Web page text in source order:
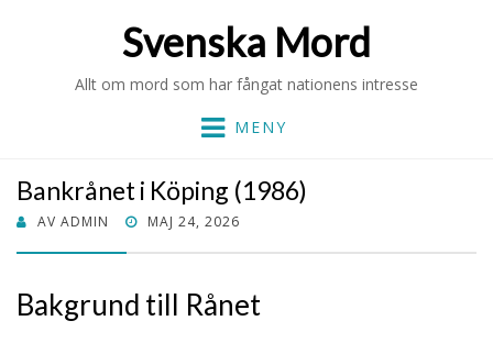
Svenska Mord
Allt om mord som har fångat nationens intresse
MENY
Bankrånet i Köping (1986)
AV ADMIN
PUBLICERAT
MAJ 24, 2026
Bakgrund till Rånet